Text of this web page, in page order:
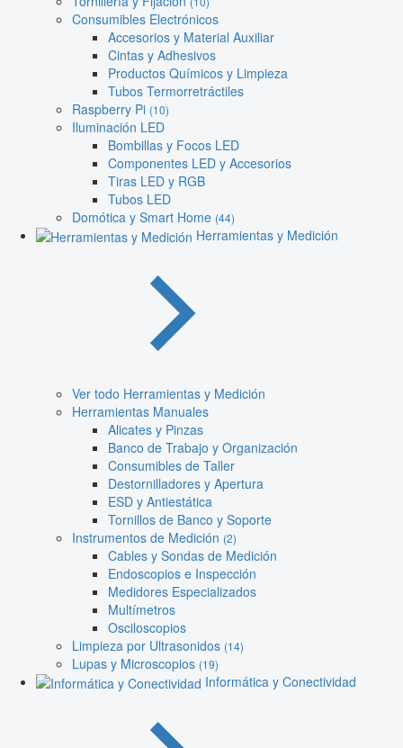
Consumibles Electrónicos
Accesorios y Material Auxiliar
Cintas y Adhesivos
Productos Químicos y Limpieza
Tubos Termorretráctiles
Raspberry Pi (10)
Iluminación LED
Bombillas y Focos LED
Componentes LED y Accesorios
Tiras LED y RGB
Tubos LED
Domótica y Smart Home (44)
Herramientas y Medición
Ver todo Herramientas y Medición
Herramientas Manuales
Alicates y Pinzas
Banco de Trabajo y Organización
Consumibles de Taller
Destornilladores y Apertura
ESD y Antiestática
Tornillos de Banco y Soporte
Instrumentos de Medición (2)
Cables y Sondas de Medición
Endoscopios e Inspección
Medidores Especializados
Multímetros
Osciloscopios
Limpieza por Ultrasonidos (14)
Lupas y Microscopios (19)
Informática y Conectividad